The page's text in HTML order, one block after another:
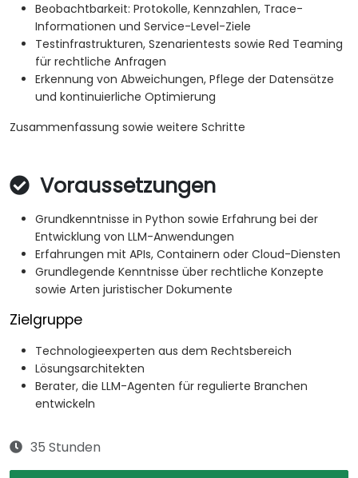
Beobachtbarkeit: Protokolle, Kennzahlen, Trace-
Informationen und Service-Level-Ziele
Testinfrastrukturen, Szenarientests sowie Red Teaming
für rechtliche Anfragen
Erkennung von Abweichungen, Pflege der Datensätze
und kontinuierliche Optimierung
Zusammenfassung sowie weitere Schritte
Voraussetzungen
Grundkenntnisse in Python sowie Erfahrung bei der
Entwicklung von LLM-Anwendungen
Erfahrungen mit APIs, Containern oder Cloud-Diensten
Grundlegende Kenntnisse über rechtliche Konzepte
sowie Arten juristischer Dokumente
Zielgruppe
Technologieexperten aus dem Rechtsbereich
Lösungsarchitekten
Berater, die LLM-Agenten für regulierte Branchen
entwickeln
35 Stunden